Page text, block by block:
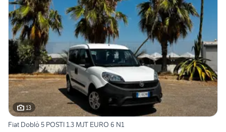
13
Fiat Doblò 5 POSTI 1.3 MJT EURO 6 N1